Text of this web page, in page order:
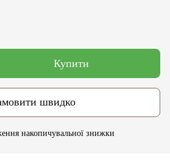
Купити
швидко
накопичувальної знижки